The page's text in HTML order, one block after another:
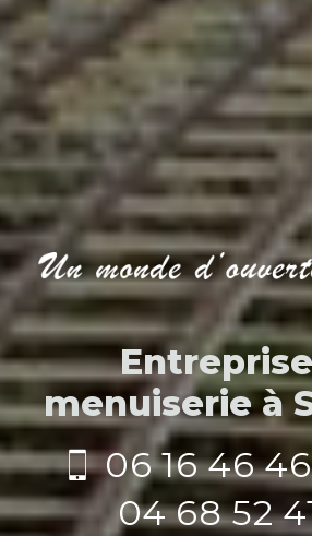
menuiserie à
06 16 46
04 68 52